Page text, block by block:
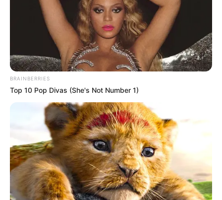
BRAINBERRIES
Top 10 Pop Divas (She's Not Number 1)